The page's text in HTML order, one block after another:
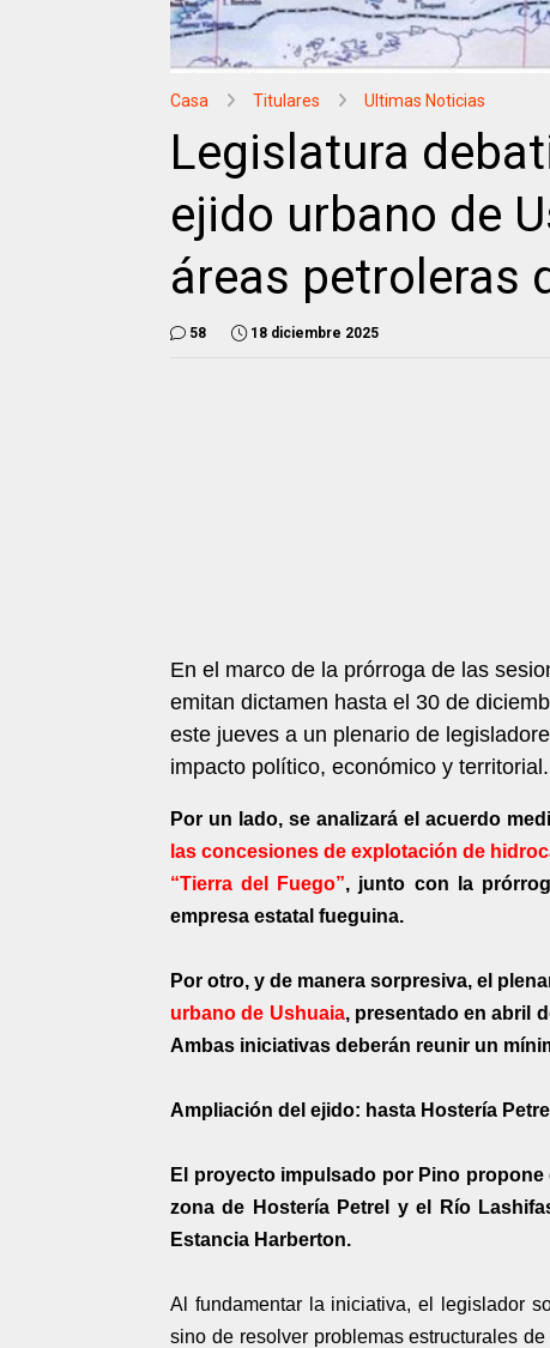
Casa Titulares Ultimas Noticias
Legislatura
ejido urbano de
áreas petroleras
58 18 diciembre 2025
En el marco de la prórroga de las
emitan dictamen hasta el 30 de
este jueves a un plenario de
impacto político, económico y territorial.
Por un lado, se analizará el acuerdo
las concesiones de explotación de
“Tierra del Fuego”, junto con la
empresa estatal fueguina.
Por otro, y de manera sorpresiva, el
urbano de Ushuaia, presentado en abril
Ambas iniciativas deberán reunir un
Ampliación del ejido: hasta Hostería
El proyecto impulsado por Pino
zona de Hostería Petrel y el Río
Estancia Harberton.
Al fundamentar la iniciativa, el legislador
sino de resolver problemas estructurales